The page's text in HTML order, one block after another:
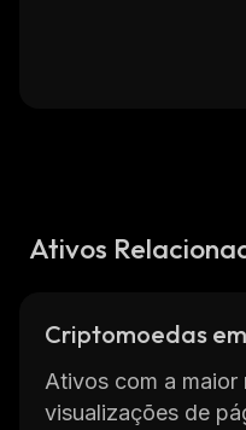
Ativos
Criptomoedas
Ativos com a maior
visualizações de